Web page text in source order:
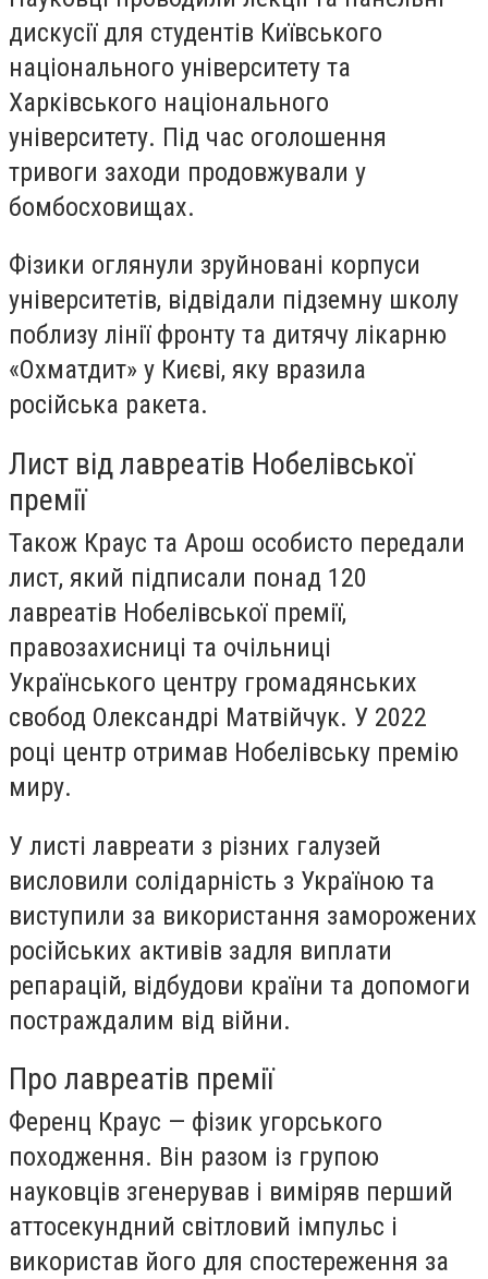
дискусії для студентів Київського
національного університету та
Харківського національного
університету. Під час оголошення
тривоги заходи продовжували у
бомбосховищах.
Фізики оглянули зруйновані корпуси
університетів, відвідали підземну школу
поблизу лінії фронту та дитячу лікарню
«Охматдит» у Києві, яку вразила
російська ракета.
Лист від лавреатів Нобелівської
премії
Також Краус та Арош особисто передали
лист, який підписали понад 120
лавреатів Нобелівської премії,
правозахисниці та очільниці
Українського центру громадянських
свобод Олександрі Матвійчук. У 2022
році центр отримав Нобелівську премію
миру.
У листі лавреати з різних галузей
висловили солідарність з Україною та
виступили за використання заморожених
російських активів задля виплати
репарацій, відбудови країни та допомоги
постраждалим від війни.
Про лавреатів премії
Ференц Краус — фізик угорського
походження. Він разом із групою
науковців згенерував і виміряв перший
аттосекундний світловий імпульс і
використав його для спостереження за